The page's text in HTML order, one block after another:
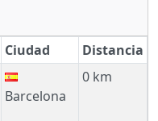
Ciudad
Distancia
Barcelona
0 km